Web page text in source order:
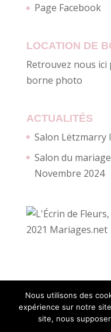
Page Facebook
LOCATION DE
Retrouvez nous
borne photo
ACTUALITÉS
Salon Lëtzmarry
Salon du
Novembre 2024
Création site
Nous utilisons des
expérience sur notre
site, nous